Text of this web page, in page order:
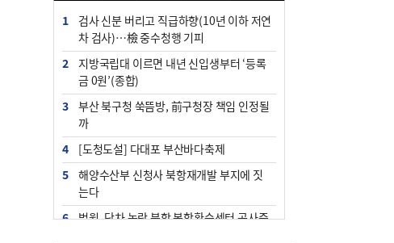
1
검사 신분 버리고 직급하향(10년 이하 저연
차 검사)…檢 중수청행 기피
2
지방국립대 이르면 내년 신입생부터 ‘등록
금 0원’(종합)
3
부산 북구청 쑥뜸방, 前구청장 책임 인정될
까
4
[도청도설] 다대포 부산바다축제
5
해양수산부 신청사 북항재개발 부지에 짓
는다
6
법원, 단차 논란 북항 복합환승센터 공사중